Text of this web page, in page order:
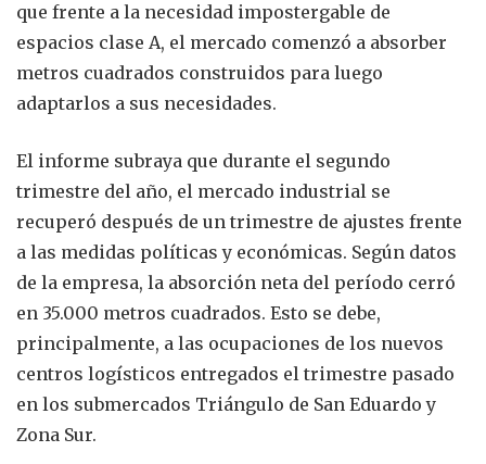
que frente a la necesidad impostergable de
espacios clase A, el mercado comenzó a absorber
metros cuadrados construidos para luego
adaptarlos a sus necesidades.
El informe subraya que durante el segundo
trimestre del año, el mercado industrial se
recuperó después de un trimestre de ajustes frente
a las medidas políticas y económicas. Según datos
de la empresa, la absorción neta del período cerró
en 35.000 metros cuadrados. Esto se debe,
principalmente, a las ocupaciones de los nuevos
centros logísticos entregados el trimestre pasado
en los submercados Triángulo de San Eduardo y
Zona Sur.